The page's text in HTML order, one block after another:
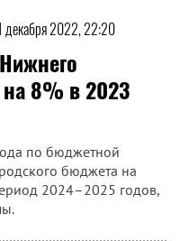
декабря 2022, 22:20
на 8% в 2023
по бюджетной
бюджета на
2024–2025 годов,